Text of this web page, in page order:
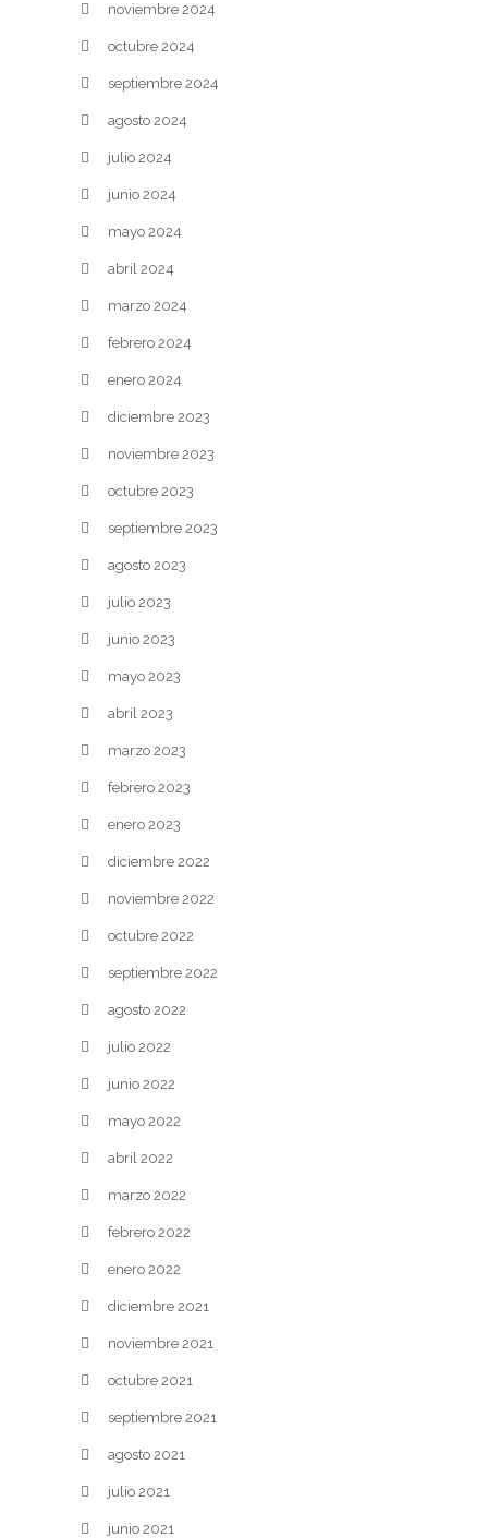
noviembre 2024
octubre 2024
septiembre 2024
agosto 2024
julio 2024
junio 2024
mayo 2024
abril 2024
marzo 2024
febrero 2024
enero 2024
diciembre 2023
noviembre 2023
octubre 2023
septiembre 2023
agosto 2023
julio 2023
junio 2023
mayo 2023
abril 2023
marzo 2023
febrero 2023
enero 2023
diciembre 2022
noviembre 2022
octubre 2022
septiembre 2022
agosto 2022
julio 2022
junio 2022
mayo 2022
abril 2022
marzo 2022
febrero 2022
enero 2022
diciembre 2021
noviembre 2021
octubre 2021
septiembre 2021
agosto 2021
julio 2021
junio 2021